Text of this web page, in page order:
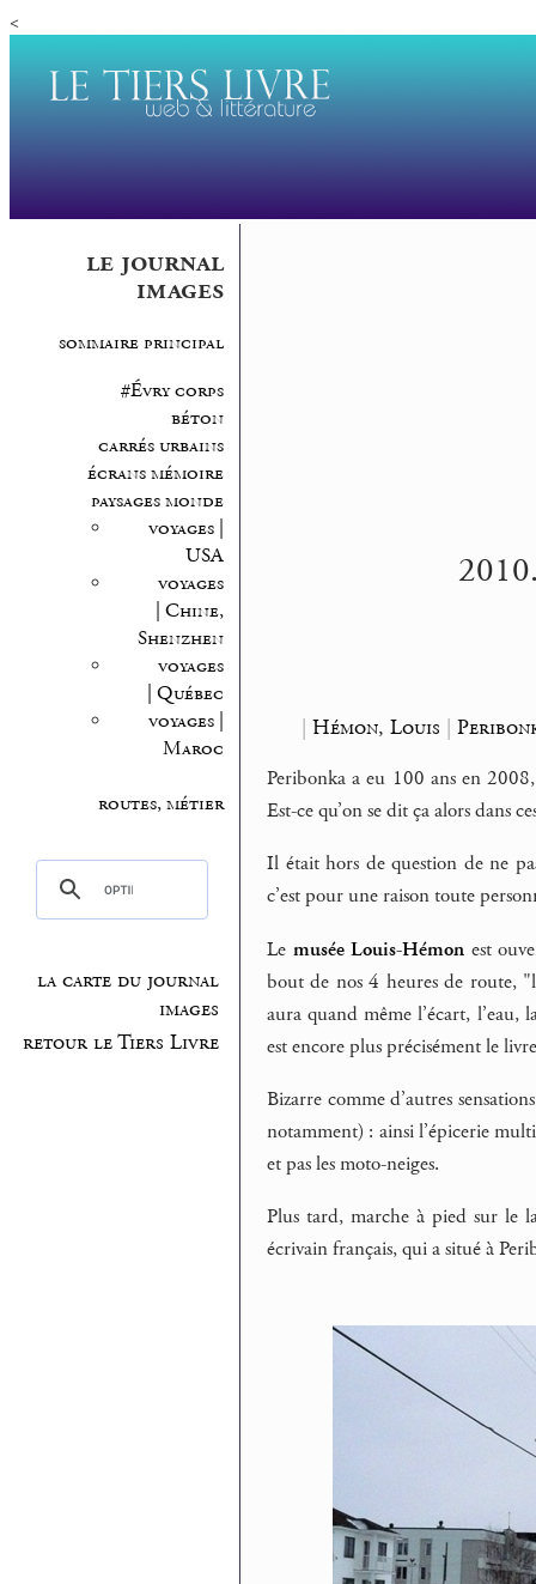
<
le journal
images
sommaire principal
#Évry corps
béton
carrés urbains
écrans mémoire
paysages monde
voyages |
USA
voyages
| Chine,
Shenzhen
voyages
| Québec
voyages |
Maroc
routes, métier
la carte du journal
images
retour le Tiers Livre
| Hémon, Louis |
Peribonka a eu 100 ans en
Est-ce qu’on se dit ça alors dans
Il était hors de question de ne
c’est pour une raison toute
Le musée Louis-Hémon est
bout de nos 4 heures de route,
aura quand même l’écart, l’eau,
est encore plus précisément le
Bizarre comme d’autres
notamment) : ainsi l’épicerie
et pas les moto-neiges.
Plus tard, marche à pied sur le
écrivain français, qui a situé à